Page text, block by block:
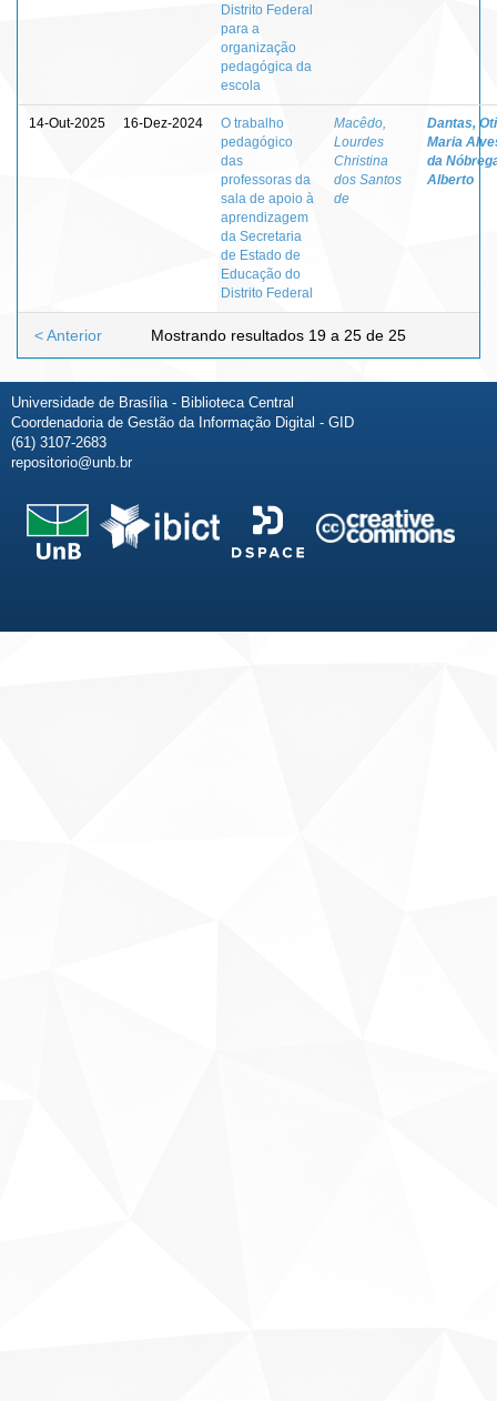
Distrito Federal
para a
organização
pedagógica da
escola
14-Out-2025 16-Dez-2024
O trabalho
pedagógico
das
professoras da
sala de apoio à
aprendizagem
da Secretaria
de Estado de
Educação do
Distrito Federal
Macêdo,
Lourdes
Christina
dos Santos
de
Dantas,
Maria
da
Alberto
Mostrando resultados 19 a 25 de 25
< Anterior
Universidade de Brasília - Biblioteca Central
Coordenadoria de Gestão da Informação Digital - GID
(61) 3107-2683
repositorio@unb.br